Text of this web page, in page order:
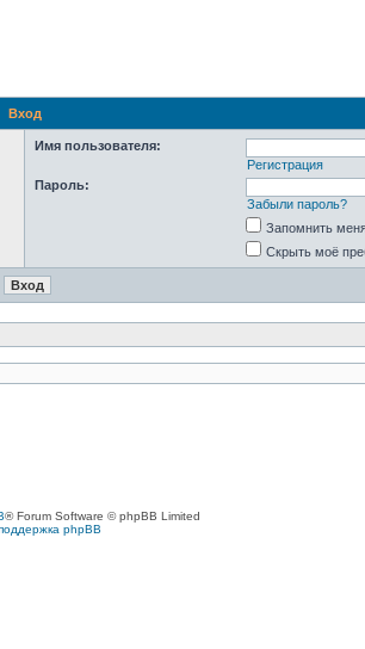
Вход
Имя пользователя:
Регистрация
Пароль:
Забыли пароль?
Запомнить
Скрыть моё
® Forum Software © phpBB Limited
phpBB